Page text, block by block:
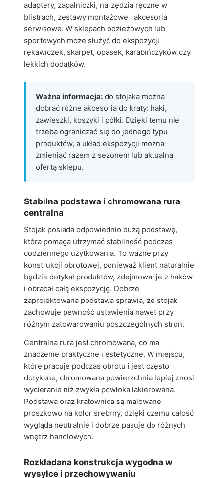
adaptery, zapalniczki, narzędzia ręczne w
blistrach, zestawy montażowe i akcesoria
serwisowe. W sklepach odzieżowych lub
sportowych może służyć do ekspozycji
rękawiczek, skarpet, opasek, karabińczyków czy
lekkich dodatków.
Ważna informacja: do stojaka można
dobrać różne akcesoria do kraty: haki,
zawieszki, koszyki i półki. Dzięki temu nie
trzeba ograniczać się do jednego typu
produktów, a układ ekspozycji można
zmieniać razem z sezonem lub aktualną
ofertą sklepu.
Stabilna podstawa i chromowana rura
centralna
Stojak posiada odpowiednio dużą podstawę,
która pomaga utrzymać stabilność podczas
codziennego użytkowania. To ważne przy
konstrukcji obrotowej, ponieważ klient naturalnie
będzie dotykał produktów, zdejmował je z haków
i obracał całą ekspozycję. Dobrze
zaprojektowana podstawa sprawia, że stojak
zachowuje pewność ustawienia nawet przy
różnym zatowarowaniu poszczególnych stron.
Centralna rura jest chromowana, co ma
znaczenie praktyczne i estetyczne. W miejscu,
które pracuje podczas obrotu i jest często
dotykane, chromowana powierzchnia lepiej znosi
wycieranie niż zwykła powłoka lakierowana.
Podstawa oraz kratownica są malowane
proszkowo na kolor srebrny, dzięki czemu całość
wygląda neutralnie i dobrze pasuje do różnych
wnętrz handlowych.
Rozkładana konstrukcja wygodna w
wysyłce i przechowywaniu